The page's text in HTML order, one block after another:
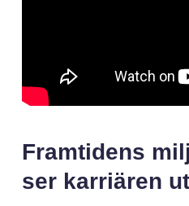
Framtidens
ser karriären